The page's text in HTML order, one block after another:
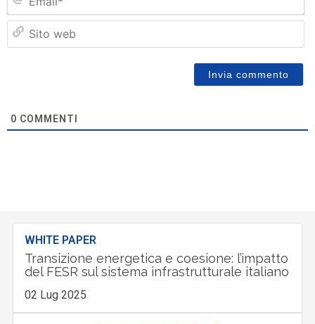
0 COMMENTI
WHITE PAPER
Transizione energetica e coesione: l’impatto
del FESR sul sistema infrastrutturale italiano
02 Lug 2025